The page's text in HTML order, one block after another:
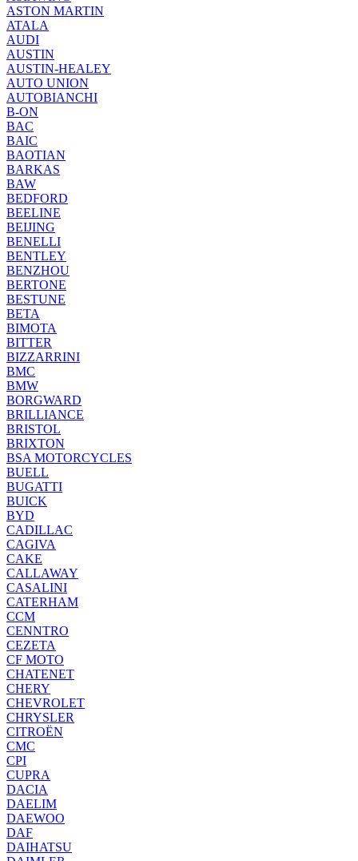
ASTON MARTIN
ATALA
AUDI
AUSTIN
AUSTIN-HEALEY
AUTO UNION
AUTOBIANCHI
B-ON
BAC
BAIC
BAOTIAN
BARKAS
BAW
BEDFORD
BEELINE
BEIJING
BENELLI
BENTLEY
BENZHOU
BERTONE
BESTUNE
BETA
BIMOTA
BITTER
BIZZARRINI
BMC
BMW
BORGWARD
BRILLIANCE
BRISTOL
BRIXTON
BSA MOTORCYCLES
BUELL
BUGATTI
BUICK
BYD
CADILLAC
CAGIVA
CAKE
CALLAWAY
CASALINI
CATERHAM
CCM
CENNTRO
CEZETA
CF MOTO
CHATENET
CHERY
CHEVROLET
CHRYSLER
CITROËN
CMC
CPI
CUPRA
DACIA
DAELIM
DAEWOO
DAF
DAIHATSU